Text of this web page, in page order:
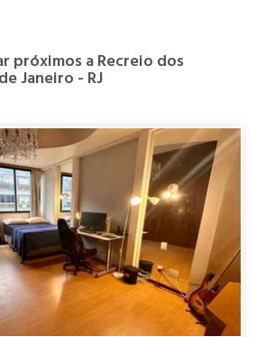
próximos a Recreio dos
Janeiro - RJ